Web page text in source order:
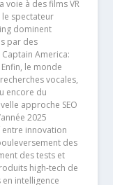
voie à des films VR
spectateur
dominent
par des
America:
le monde
vocales,
encore du
approche SEO
2025
entre innovation
des
des tests et
high-tech de
en intelligence